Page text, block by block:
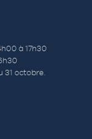
à 17h30
31 octobre.